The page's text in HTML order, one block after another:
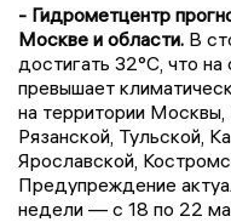
- Гидрометцентр
Москве и области. В
достигать 32°С, что
превышает
на территории
Рязанской, Тульской,
Ярославской,
Предупреждение
недели — с 18 по 22